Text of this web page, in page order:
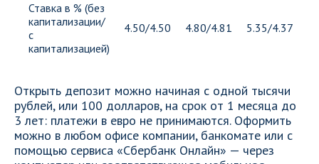
Ставка в % (без
капитализации/
с
капитализацией)
4.50/4.50 4.80/4.81 5.35/4.37
Открыть депозит можно начиная с одной тысячи
рублей, или 100 долларов, на срок от 1 месяца до
3 лет: платежи в евро не принимаются. Оформить
можно в любом офисе компании, банкомате или с
помощью сервиса «Сбербанк Онлайн» — через